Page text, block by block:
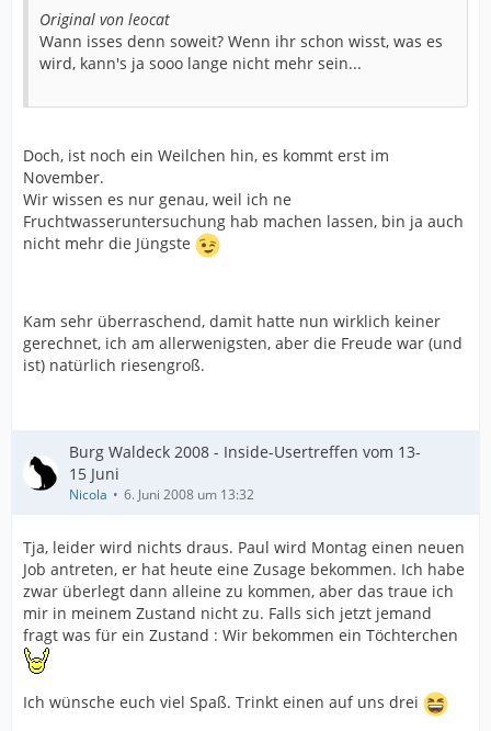
Original von leocat
Wann isses denn soweit? Wenn ihr schon wisst, was es
wird, kann's ja sooo lange nicht mehr sein...
Doch, ist noch ein Weilchen hin, es kommt erst im
November.
Wir wissen es nur genau, weil ich ne
Fruchtwasseruntersuchung hab machen lassen, bin ja auch
nicht mehr die Jüngste
Kam sehr überraschend, damit hatte nun wirklich keiner
gerechnet, ich am allerwenigsten, aber die Freude war (und
ist) natürlich riesengroß.
Burg Waldeck 2008 - Inside-Usertreffen vom 13-
15 Juni
Nicola 6. Juni 2008 um 13:32
Tja, leider wird nichts draus. Paul wird Montag einen neuen
Job antreten, er hat heute eine Zusage bekommen. Ich habe
zwar überlegt dann alleine zu kommen, aber das traue ich
mir in meinem Zustand nicht zu. Falls sich jetzt jemand
fragt was für ein Zustand : Wir bekommen ein Töchterchen
Ich wünsche euch viel Spaß. Trinkt einen auf uns drei